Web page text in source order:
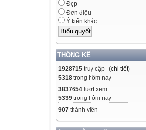
Đẹp
Đơn điệu
Ý kiến khác
THỐNG KÊ
1928715 truy cập (chi tiết)
5318 trong hôm nay
3837654 lượt xem
5339 trong hôm nay
907 thành viên